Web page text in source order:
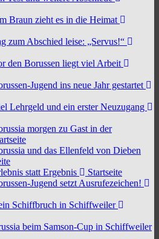
Braun zieht es in die Heimat
zum Abschied leise: „Servus!“
den Borussen liegt viel Arbeit
Jugend ins neue Jahr gestartet
Lehrgeld und ein erster Neuzugang
morgen zu Gast in der
und das Ellenfeld von Dieben
statt Ergebnis
Startseite
Jugend setzt Ausrufezeichen!
Schiffbruch in Schiffweiler
beim Samson-Cup in Schiffweiler